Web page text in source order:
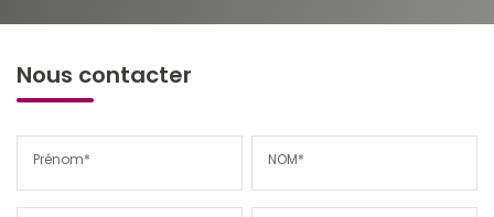
Nous contacter
Prénom* NOM*